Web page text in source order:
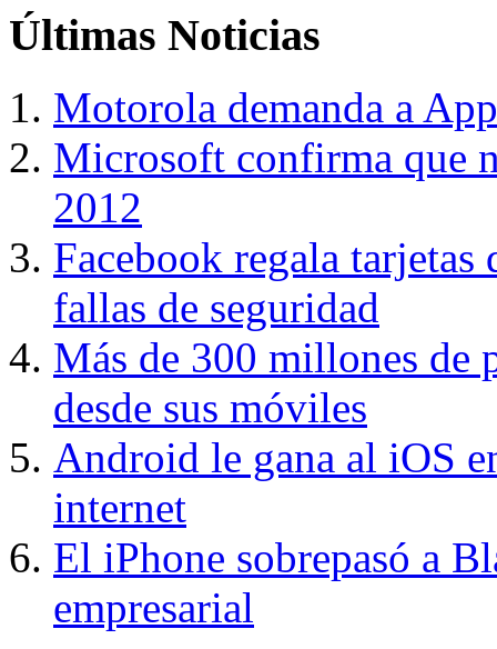
Últimas Noticias
Motorola demanda a
Microsoft confirma que
2012
Facebook regala tarjetas
fallas de seguridad
Más de 300 millones de
desde sus móviles
Android le gana al iOS
internet
El iPhone sobrepasó a
empresarial